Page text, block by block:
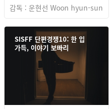
감독 : 운현선 Woon hyun-sun
SISFF 단편경쟁10: 한 입
가득, 이야기 보따리